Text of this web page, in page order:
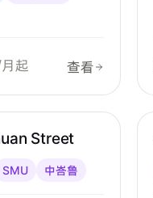
起 查看
Street
SMU 中峇鲁